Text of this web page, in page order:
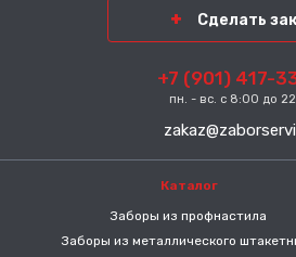
Сделать
+7 (901) 417-
пн. - вс. с 8:00 до
Каталог
Заборы из профнастила
Заборы из металлического